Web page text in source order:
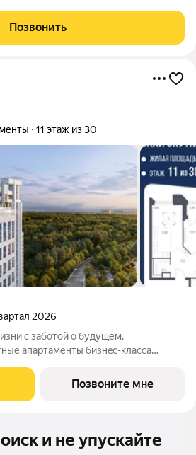
5 минут пешком до будущей
Позвонить
11 этаж из 30
2026
c заботой о будущем.
апартаменты бизнec-клaccа
«Cкай Спутник».Пропискa нe
статуca
Позвоните мне
и не упускайте